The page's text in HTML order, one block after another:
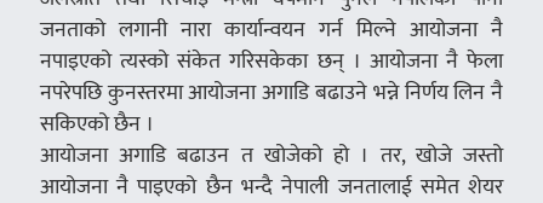
जनताको लगानी नारा कार्यान्वयन गर्न मिल्ने आयोजना नै
नपाइएको त्यस्को संकेत गरिसकेका छन् । आयोजना नै फेला
नपरेपछि कुनस्तरमा आयोजना अगाडि बढाउने भन्ने निर्णय लिन नै
सकिएको छैन ।
आयोजना अगाडि बढाउन त खोजेको हो । तर, खोजे जस्तो
आयोजना नै पाइएको छैन भन्दै नेपाली जनतालाई समेत शेयर